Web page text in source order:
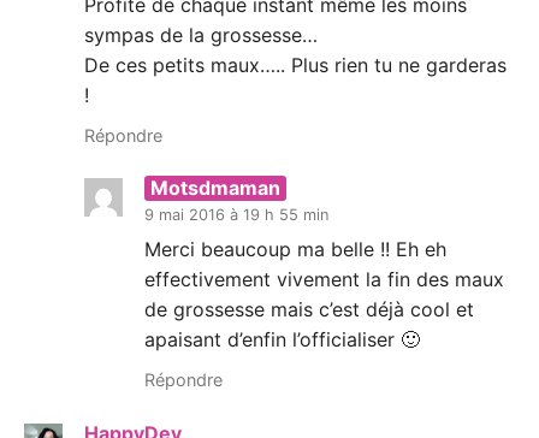
sympas de la grossesse…
De ces petits maux….. Plus rien tu ne garderas
!
Répondre
Motsdmaman
9 mai 2016 à 19 h 55 min
Merci beaucoup ma belle !! Eh eh
effectivement vivement la fin des maux
de grossesse mais c’est déjà cool et
apaisant d’enfin l’officialiser 🙂
Répondre
HappyDey